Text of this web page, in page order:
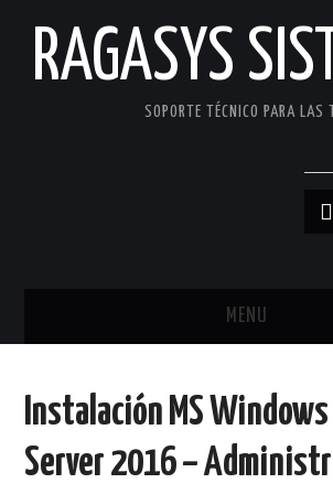
RAGASYS
SOPORTE TÉCNICO PARA LAS
MENU
ACERCA DE
Instalación MS Windows
Server 2016 –